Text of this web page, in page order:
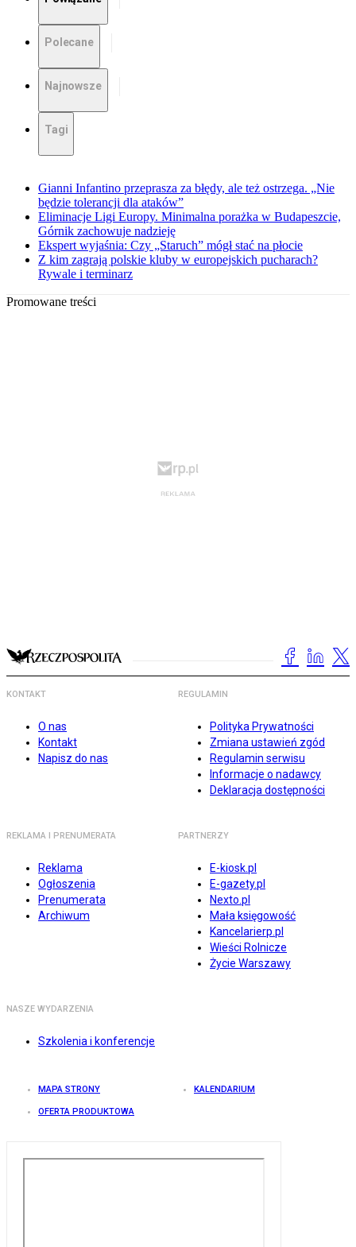
Polecane
Najnowsze
Tagi
Gianni Infantino przeprasza za błędy, ale też ostrzega. „Nie
będzie tolerancji dla ataków”
Eliminacje Ligi Europy. Minimalna porażka w Budapeszcie,
Górnik zachowuje nadzieję
Ekspert wyjaśnia: Czy „Staruch” mógł stać na płocie
Z kim zagrają polskie kluby w europejskich pucharach?
Rywale i terminarz
Promowane treści
KONTAKT
O nas
Kontakt
Napisz do nas
REGULAMIN
Polityka Prywatności
Zmiana ustawień zgód
Regulamin serwisu
Informacje o nadawcy
Deklaracja dostępności
REKLAMA I PRENUMERATA
Reklama
Ogłoszenia
Prenumerata
Archiwum
PARTNERZY
E-kiosk.pl
E-gazety.pl
Nexto.pl
Mała księgowość
Kancelarierp.pl
Wieści Rolnicze
Życie Warszawy
NASZE WYDARZENIA
Szkolenia i konferencje
MAPA STRONY KALENDARIUM
OFERTA PRODUKTOWA